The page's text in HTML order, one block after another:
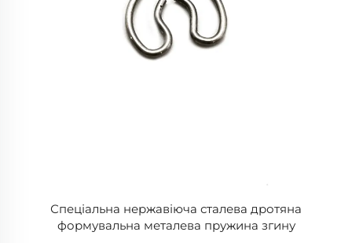
Спеціальна нержавіюча сталева дротяна
формувальна металева пружина згину